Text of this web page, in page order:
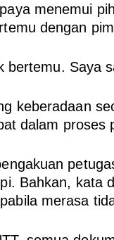
menemui
dengan
bertemu. Saya
keberadaan
dalam proses
Bahkan, kata
merasa